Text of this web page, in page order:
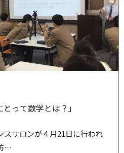
って数学とは？」
サロンが４月21日に行われ
…